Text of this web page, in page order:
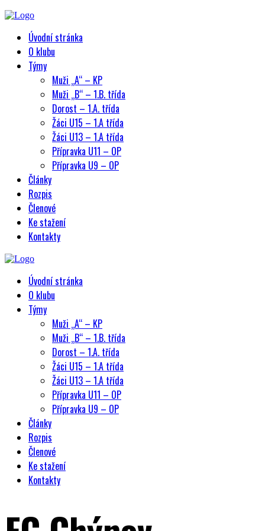
Úvodní stránka
O klubu
Týmy
Muži „A“ – KP
Muži „B“ – 1.B. třída
Dorost – 1.A. třída
Žáci U15 – 1.A třída
Žáci U13 – 1.A třída
Přípravka U11 – OP
Přípravka U9 – OP
Články
Rozpis
Členové
Ke stažení
Kontakty
Úvodní stránka
O klubu
Týmy
Muži „A“ – KP
Muži „B“ – 1.B. třída
Dorost – 1.A. třída
Žáci U15 – 1.A třída
Žáci U13 – 1.A třída
Přípravka U11 – OP
Přípravka U9 – OP
Články
Rozpis
Členové
Ke stažení
Kontakty